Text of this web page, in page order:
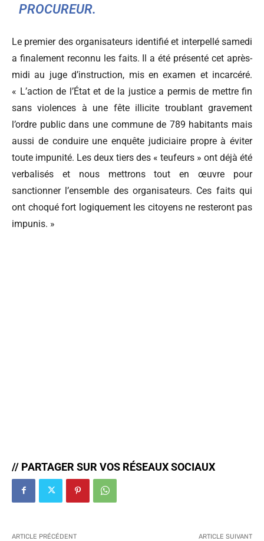
PROCUREUR.
Le premier des organisateurs identifié et interpellé samedi
a finalement reconnu les faits. Il a été présenté cet après-
midi au juge d’instruction, mis en examen et incarcéré.
« L’action de l’État et de la justice a permis de mettre fin
sans violences à une fête illicite troublant gravement
l’ordre public dans une commune de 789 habitants mais
aussi de conduire une enquête judiciaire propre à éviter
toute impunité. Les deux tiers des « teufeurs » ont déjà été
verbalisés et nous mettrons tout en œuvre pour
sanctionner l’ensemble des organisateurs. Ces faits qui
ont choqué fort logiquement les citoyens ne resteront pas
impunis. »
// PARTAGER SUR VOS RÉSEAUX SOCIAUX
ARTICLE PRÉCÉDENT ARTICLE SUIVANT